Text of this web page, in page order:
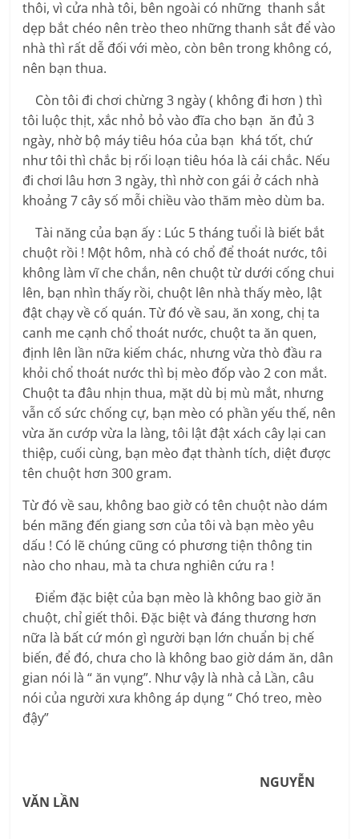
thôi, vì cửa nhà tôi, bên ngoài có những thanh sắt
dẹp bắt chéo nên trèo theo những thanh sắt để vào
nhà thì rất dễ đối với mèo, còn bên trong không có,
nên bạn thua.
Còn tôi đi chơi chừng 3 ngày ( không đi hơn ) thì
tôi luộc thịt, xắc nhỏ bỏ vào đĩa cho bạn ăn đủ 3
ngày, nhờ bộ máy tiêu hóa của bạn khá tốt, chứ
như tôi thì chắc bị rối loạn tiêu hóa là cái chắc. Nếu
đi chơi lâu hơn 3 ngày, thì nhờ con gái ở cách nhà
khoảng 7 cây số mỗi chiều vào thăm mèo dùm ba.
Tài năng của bạn ấy : Lúc 5 tháng tuổi là biết bắt
chuột rồi ! Một hôm, nhà có chổ để thoát nước, tôi
không làm vĩ che chắn, nên chuột từ dưới cống chui
lên, bạn nhìn thấy rồi, chuột lên nhà thấy mèo, lật
đật chạy về cố quán. Từ đó về sau, ăn xong, chị ta
canh me cạnh chổ thoát nước, chuột ta ăn quen,
định lên lần nữa kiếm chác, nhưng vừa thò đầu ra
khỏi chổ thoát nước thì bị mèo đốp vào 2 con mắt.
Chuột ta đâu nhịn thua, mặt dù bị mù mắt, nhưng
vẫn cố sức chống cự, bạn mèo có phần yếu thế, nên
vừa ăn cướp vừa la làng, tôi lật đật xách cây lại can
thiệp, cuối cùng, bạn mèo đạt thành tích, diệt được
tên chuột hơn 300 gram.
Từ đó về sau, không bao giờ có tên chuột nào dám
bén mãng đến giang sơn của tôi và bạn mèo yêu
dấu ! Có lẽ chúng cũng có phương tiện thông tin
nào cho nhau, mà ta chưa nghiên cứu ra !
Điểm đặc biệt của bạn mèo là không bao giờ ăn
chuột, chỉ giết thôi. Đặc biệt và đáng thương hơn
nữa là bất cứ món gì người bạn lớn chuẩn bị chế
biến, để đó, chưa cho là không bao giờ dám ăn, dân
gian nói là “ ăn vụng”. Như vậy là nhà cả Lần, câu
nói của người xưa không áp dụng “ Chó treo, mèo
đậy”
NGUYỄN
VĂN LẦN